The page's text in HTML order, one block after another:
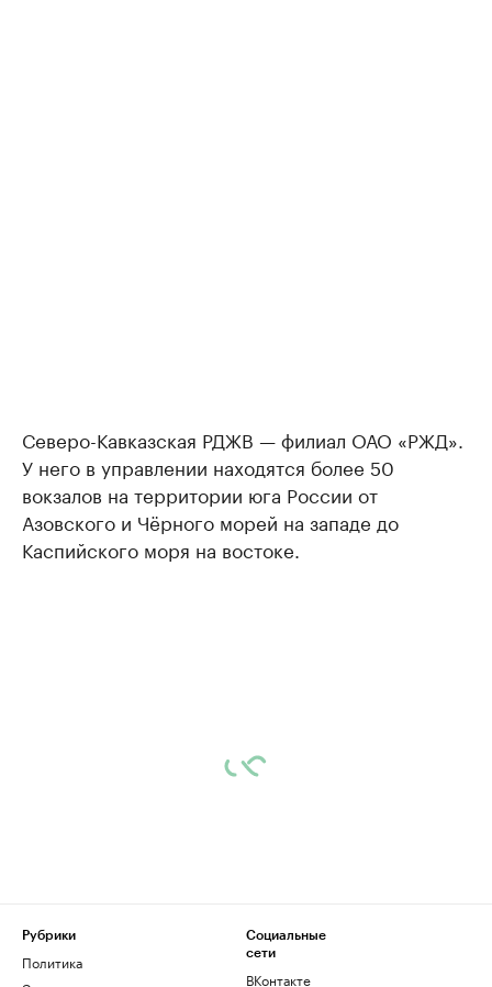
Северо-Кавказская РДЖВ — филиал ОАО «РЖД».
У него в управлении находятся более 50
вокзалов на территории юга России от
Азовского и Чёрного морей на западе до
Каспийского моря на востоке.
Рубрики
Политика
Социальные
сети
ВКонтакте